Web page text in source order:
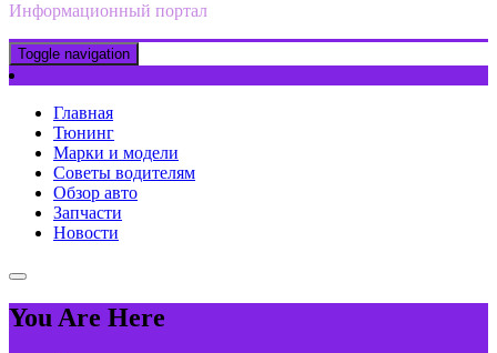
Информационный портал
Toggle navigation
Главная
Тюнинг
Марки и модели
Советы водителям
Обзор авто
Запчасти
Новости
You Are Here